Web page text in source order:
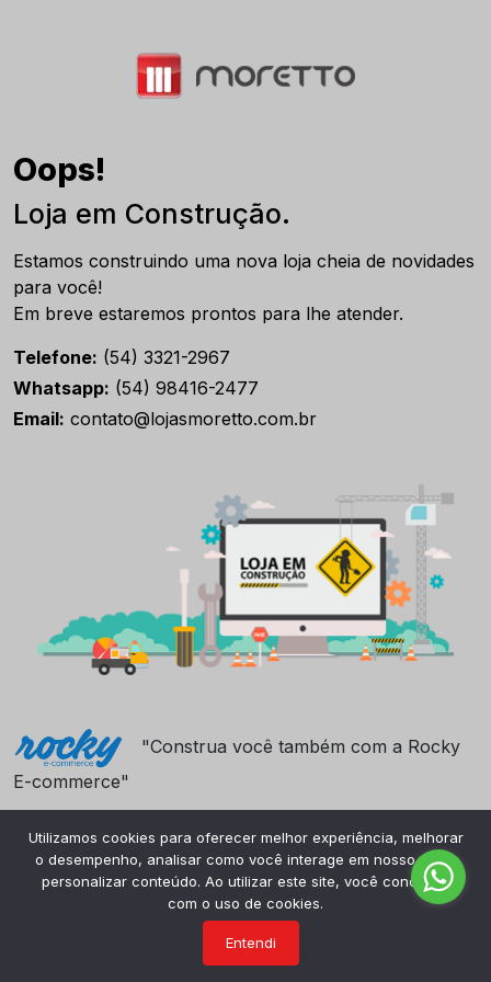
Oops!
Loja em Construção.
Estamos construindo uma nova loja cheia de novidades
para você!
Em breve estaremos prontos para lhe atender.
Telefone: (54) 3321-2967
Whatsapp: (54) 98416-2477
Email: contato@lojasmoretto.com.br
"Construa você também com a Rocky
E-commerce"
Utilizamos cookies para oferecer melhor experiência, melhorar
o desempenho, analisar como você interage em nosso site e
personalizar conteúdo. Ao utilizar este site, você concorda
com o uso de cookies.
Entendi